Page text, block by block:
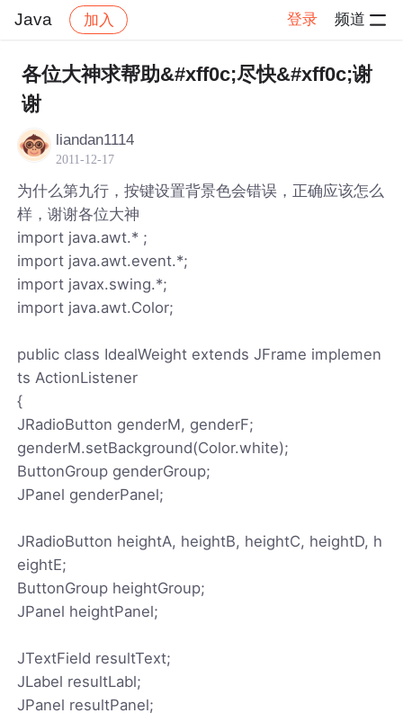
Java 加入 登录 频道
社区 Java 帖子详情
各位大神求帮助&#xff0c;尽快&#xff0c;谢
谢
liandan1114
2011-12-17
为什么第九行，按键设置背景色会错误，正确应该怎么
样，谢谢各位大神
import java.awt.* ;
import java.awt.event.*;
import javax.swing.*;
import java.awt.Color;
public class IdealWeight extends JFrame implemen
ts ActionListener
{
JRadioButton genderM, genderF;
genderM.setBackground(Color.white);
ButtonGroup genderGroup;
JPanel genderPanel;
JRadioButton heightA, heightB, heightC, heightD, h
eightE;
ButtonGroup heightGroup;
JPanel heightPanel;
JTextField resultText;
JLabel resultLabl;
JPanel resultPanel;